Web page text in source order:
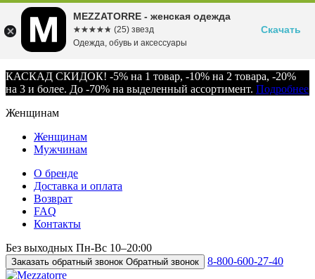
КАСКАД СКИДОК! -5% на 1 товар, -10% на 2 товара, -20%
на 3 и более. До -70% на выделенный ассортимент. Подробнее
Женщинам
Женщинам
Мужчинам
О бренде
Доставка и оплата
Возврат
FAQ
Контакты
Без выходных Пн-Вс 10–20:00
Заказать обратный звонок Обратный звонок 8-800-600-27-40
MEZZATORRE - женская одежда
☆☆☆☆☆
★★★★★ (25) звезд
Одежда, обувь и аксессуары
Скачать